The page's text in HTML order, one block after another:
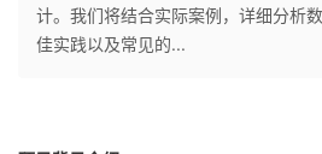
主
的
计。我们将结合实际案例，详细分析
佳实践以及常见的...